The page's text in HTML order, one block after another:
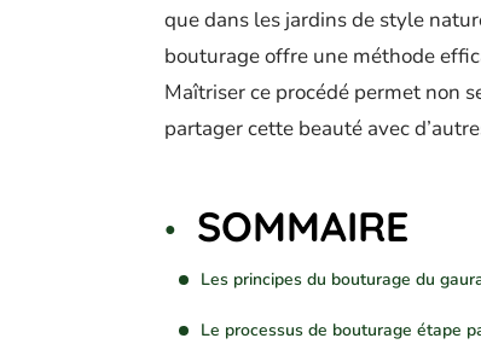
que dans les jardins de style
bouturage offre une méthode
Maîtriser ce procédé permet non
partager cette beauté avec
SOMMAIRE
Les principes du bouturage du
Le processus de bouturage étape